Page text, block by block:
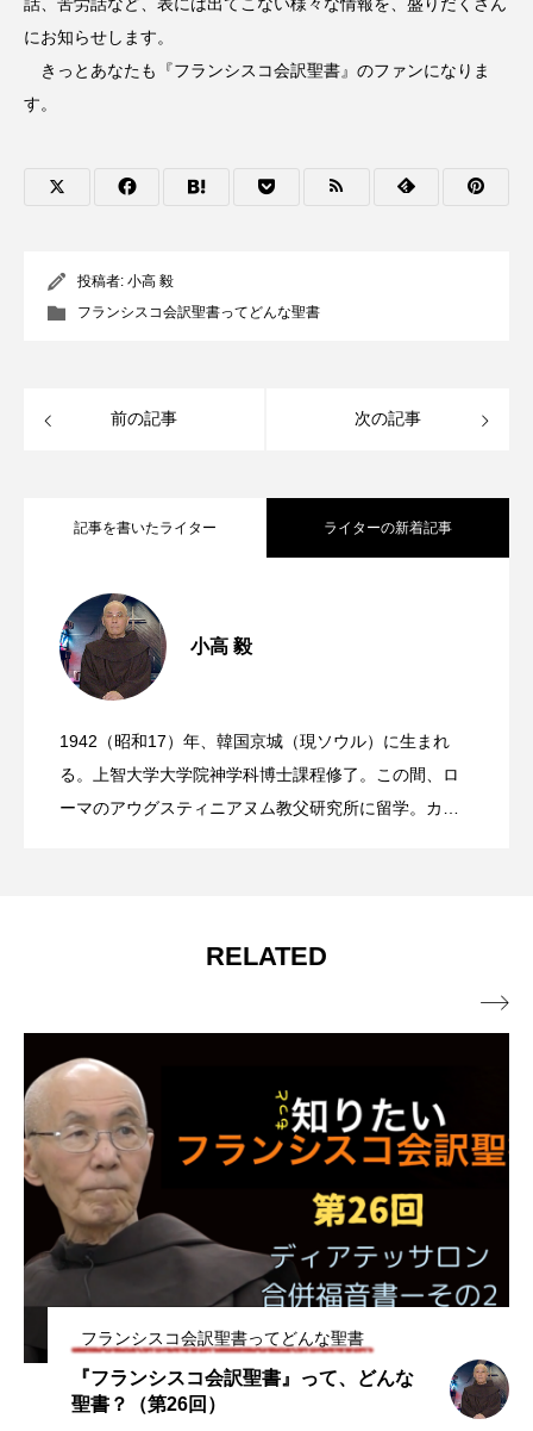
にお知らせします。
きっとあなたも『フランシスコ会訳聖書』のファンになりま
す。
投稿者: 小高 毅
フランシスコ会訳聖書ってどんな聖書
前の記事 次の記事
記事を書いたライター ライターの新着記事
小高 毅
1942（昭和17）年、韓国京城（現ソウル）に生まれ
る。上智大学大学院神学科博士課程修了。この間、ロ
ーマのアウグスティニアヌム教父研究所に留学。カト
2026.07.30
2026.07.02
聖書？（第30回）
2026.06.11 『フランシスコ会訳聖書』って、どんな
RELATED
フランシスコ会訳聖書ってどんな聖書
『フランシスコ会訳聖書』って、どんな
聖書？（第12回）
